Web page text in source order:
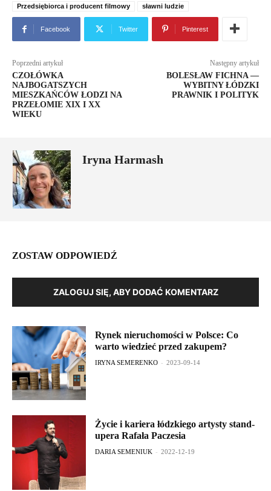
Przedsiębiorca i producent filmowy sławni ludzie
Facebook Twitter Pinterest
Poprzedni artykuł
CZOŁÓWKA
NAJBOGATSZYCH
MIESZKAŃCÓW ŁODZI NA
PRZEŁOMIE XIX I XX
WIEKU
Następny artykuł
BOLESŁAW FICHNA —
WYBITNY ŁÓDZKI
PRAWNIK I POLITYK
Iryna Harmash
ZOSTAW ODPOWIEDŹ
ZALOGUJ SIĘ, ABY DODAĆ KOMENTARZ
Rynek nieruchomości w Polsce: Co
warto wiedzieć przed zakupem?
IRYNA SEMERENKO - 2023-09-14
Życie i kariera łódzkiego artysty stand-
upera Rafała Paczesia
DARIA SEMENIUK - 2022-12-19